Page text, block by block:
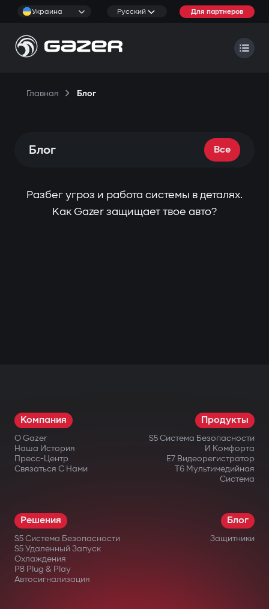
Украина Русский Для партнеров
Главная Блог
Блог Все
Разбег угроз и работа системы в деталях.
Как Gazer защищает твое авто?
Компания
О Gazer
Наша История
Пресс-Центр
Связаться С Нами
Продукты
S5 Система Безопасности
И Комфорта
E7 Видеорегистратор
T6 Мультимедийная
Система
Решения
S5 Система Безопасности
S5 Удаленный Запуск
Охлаждения
P8 Plug & Play
Автосигнализация
Блог
Защитники